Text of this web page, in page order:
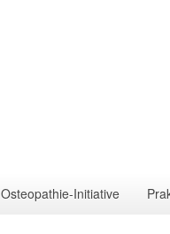
Osteopathie-Initiative